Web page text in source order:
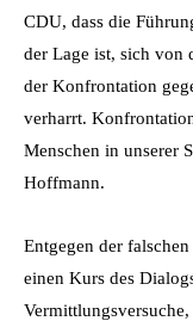
CDU, dass die
der Lage ist, sich von
der Konfrontation
verharrt.
Menschen in unserer
Hoffmann.
Entgegen der
einen Kurs des